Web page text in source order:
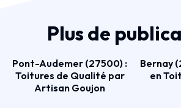
Plus de
Pont-Audemer (27500) :
Toitures de Qualité par
Artisan Goujon
Bernay
en